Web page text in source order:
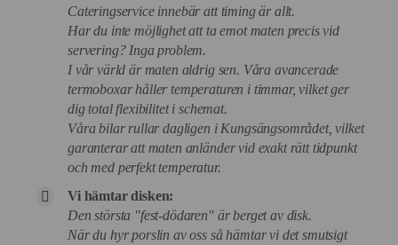
Cateringservice innebär att timing är allt.
Har du inte möjlighet att ta emot maten precis vid
servering? Inga problem.
I vår värld är maten aldrig sen. Våra avancerade
termoboxar håller temperaturen i timmar, vilket ger
dig total flexibilitet i schemat.
Våra bilar rullar dagligen i Kungsängsområdet, vilket
garanterar att maten anländer vid exakt rätt tidpunkt
och med perfekt temperatur.
Vi hämtar disken:
Den största "fest-dödaren" är berget av disk.
När du hyr porslin av oss så hämtar vi det smutsigt